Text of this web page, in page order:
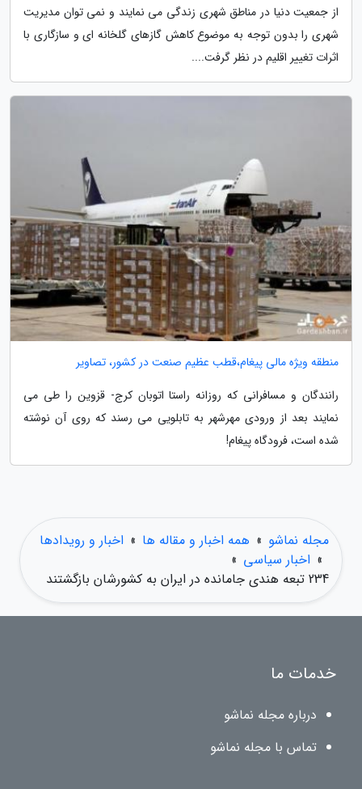
از جمعیت دنیا در مناطق شهری زندگی می نمایند و نمی توان مدیریت
شهری را بدون توجه به موضوع کاهش گازهای گلخانه ای و سازگاری با
اثرات تغییر اقلیم در نظر گرفت....
منطقه ویژه مالی پیغام،قطب عظیم صنعت در کشور، تصاویر
رانندگان و مسافرانی که روزانه راستا اتوبان کرج- قزوین را طی می
نمایند بعد از ورودی مهرشهر به تابلویی می رسند که روی آن نوشته
شده است، فرودگاه پیغام!
مجله نماشو » همه اخبار و مقاله ها » اخبار و رویدادها
» اخبار سیاسی »
234 تبعه هندی جامانده در ایران به کشورشان بازگشتند
خدمات ما
درباره مجله نماشو
تماس با مجله نماشو